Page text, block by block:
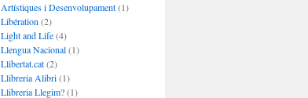
Artístiques i Desenvolupament(1)
Libération (2)
Light and Life(4)
Llengua Nacional(1)
Llibertat.cat(2)
Llibreria Alibri(1)
Llibreria Llegim?(1)